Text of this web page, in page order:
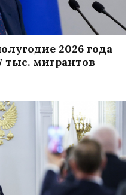
2026 года
тыс. мигрантов